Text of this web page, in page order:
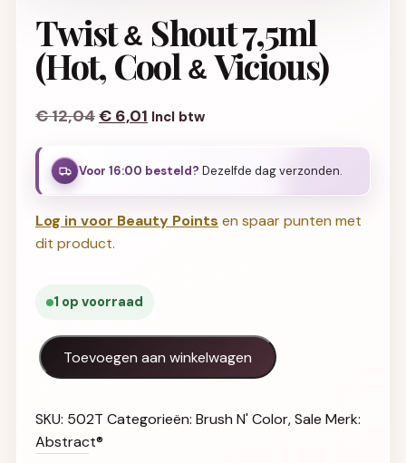
Twist& Shout 7,5ml
(Hot, Cool & Vicious)
€12,04Oorspronkelijke prijs was: € 12,04.
€ 6,01 Huidige prijs is: € 6,01.
Incl btw
Voor 16:00 besteld? Dezelfde dag verzonden.
Log in voor Beauty Points en spaar punten met
dit product.
1 op voorraad
Twist & Shout 7,5ml (Hot, Cool & Vicious) aantal
Toevoegen aan winkelwagen
SKU: 502T Categorieën: Brush N' Color,Sale Merk:
Abstract®